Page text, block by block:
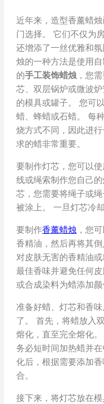
近年来，造型香薰蜡
门选择。 它们不仅为
还增添了一丝优雅和
烛的一种方法是使用
的手工装饰蜡烛 ，您
芯、双层锅炉或微波
的模具或罐子。 您可
蜡、蜂蜡或石蜡。 每
烧方式不同，因此进
求的蜡非常重要。
要制作灯芯，您可以
线或绳索制作您自己
芯，您需要将绳子或
被涂上。 一旦灯芯冷
要制作香薰蜡烛 ，您
香精油，然后再将其倒
对皮肤无害的香精油
最佳香味并避免任何
或合成染料为蜡添加颜
准备好蜡、灯芯和香
了。 首先，将蜡放入
熔化，直至完全熔化
务必短时间加热蜡并
化后，根据需要添加
合。
接下来，将灯芯放在